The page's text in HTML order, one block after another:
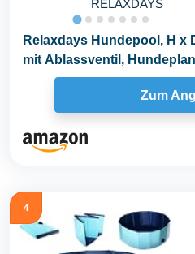
RELAXDAYS
Relaxdays Hundepool, H x
mit Ablassventil,
Zum
4